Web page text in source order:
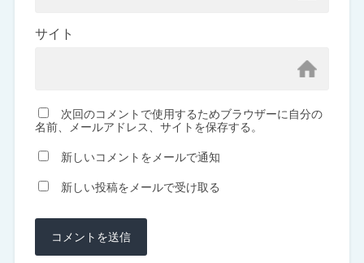
サイト
次回のコメントで使用するためブラウザーに自分の
名前、メールアドレス、サイトを保存する。
新しいコメントをメールで通知
新しい投稿をメールで受け取る